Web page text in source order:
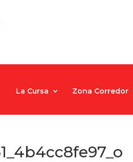
La Cursa Zona Corredor